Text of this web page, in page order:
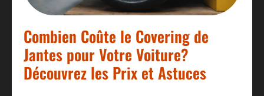
Combien Coûte le Covering de
Jantes pour Votre Voiture?
Découvrez les Prix et Astuces